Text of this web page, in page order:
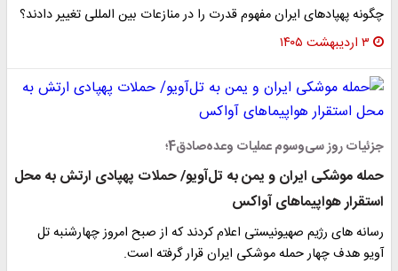
چگونه پهپادهای ایران مفهوم قدرت را در منازعات بین المللی تغییر دادند؟
۳ اردیبهشت ۱۴۰۵
جزئیات روز سی‌وسوم عملیات وعده‌صادق4؛
حمله موشکی ایران و یمن به تل‌آویو/ حملات پهپادی ارتش به محل
استقرار هواپیماهای آواکس
رسانه های رژیم صهیونیستی اعلام کردند که از صبح امروز چهارشنبه تل
آویو هدف چهار حمله موشکی ایران قرار گرفته است.